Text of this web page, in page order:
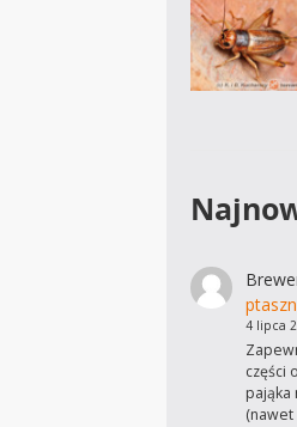
4 lipca
części
pająka